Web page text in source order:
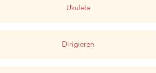
Ukulele
Dirigieren